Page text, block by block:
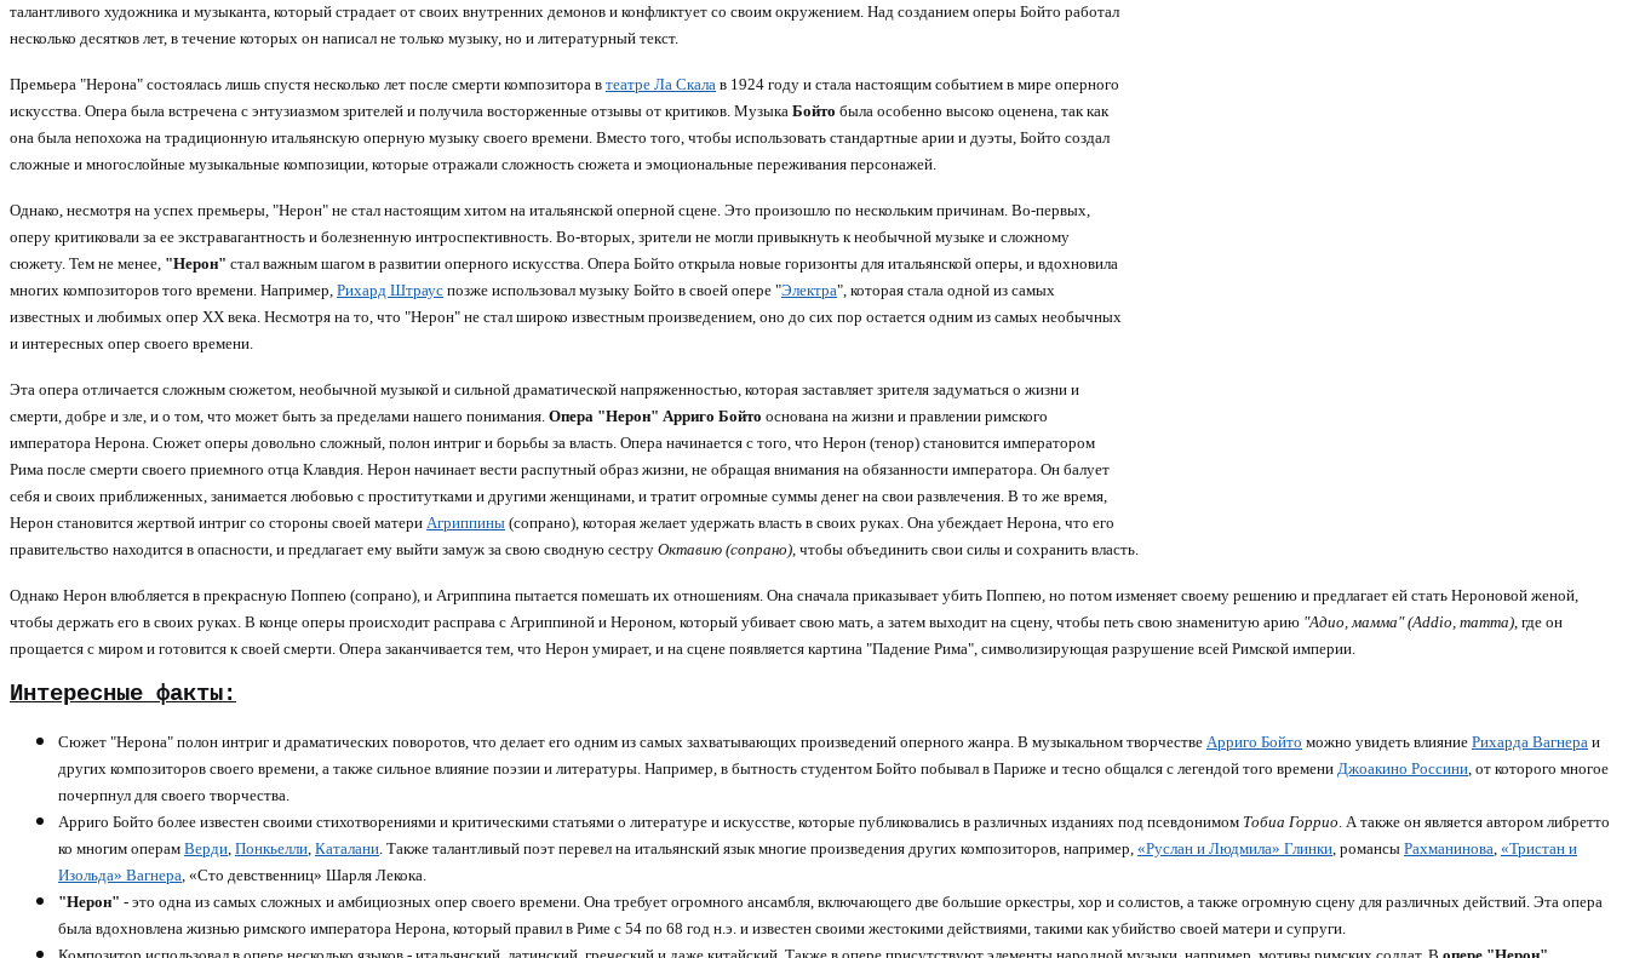
талантливого художника и музыканта, который страдает от своих внутренних демонов и конфликтует со своим окружением. Над созданием оперы Бойто работал
несколько десятков лет, в течение которых он написал не только музыку, но и литературный текст.
Премьера "Нерона" состоялась лишь спустя несколько лет после смерти композитора в театре Ла Скала в 1924 году и стала настоящим событием в мире оперного
искусства. Опера была встречена с энтузиазмом зрителей и получила восторженные отзывы от критиков. Музыка Бойто была особенно высоко оценена, так как
она была непохожа на традиционную итальянскую оперную музыку своего времени. Вместо того, чтобы использовать стандартные арии и дуэты, Бойто создал
сложные и многослойные музыкальные композиции, которые отражали сложность сюжета и эмоциональные переживания персонажей.
Однако, несмотря на успех премьеры, "Нерон" не стал настоящим хитом на итальянской оперной сцене. Это произошло по нескольким причинам. Во-первых,
оперу критиковали за ее экстравагантность и болезненную интроспективность. Во-вторых, зрители не могли привыкнуть к необычной музыке и сложному
сюжету. Тем не менее, "Нерон" стал важным шагом в развитии оперного искусства. Опера Бойто открыла новые горизонты для итальянской оперы, и вдохновила
многих композиторов того времени. Например, Рихард Штраус позже использовал музыку Бойто в своей опере "Электра", которая стала одной из самых
известных и любимых опер XX века. Несмотря на то, что "Нерон" не стал широко известным произведением, оно до сих пор остается одним из самых необычных
и интересных опер своего времени.
Эта опера отличается сложным сюжетом, необычной музыкой и сильной драматической напряженностью, которая заставляет зрителя задуматься о жизни и
смерти, добре и зле, и о том, что может быть за пределами нашего понимания. Опера "Нерон" Арриго Бойто основана на жизни и правлении римского
императора Нерона. Сюжет оперы довольно сложный, полон интриг и борьбы за власть. Опера начинается с того, что Нерон (тенор) становится императором
Рима после смерти своего приемного отца Клавдия. Нерон начинает вести распутный образ жизни, не обращая внимания на обязанности императора. Он балует
себя и своих приближенных, занимается любовью с проститутками и другими женщинами, и тратит огромные суммы денег на свои развлечения. В то же время,
Нерон становится жертвой интриг со стороны своей матери Агриппины (сопрано), которая желает удержать власть в своих руках. Она убеждает Нерона, что его
правительство находится в опасности, и предлагает ему выйти замуж за свою сводную сестру Октавию (сопрано) , чтобы объединить свои силы и сохранить власть.
Однако Нерон влюбляется в прекрасную Поппею (сопрано), и Агриппина пытается помешать их отношениям. Она сначала приказывает убить Поппею, но потом изменяет своему решению и предлагает ей стать Нероновой женой,
чтобы держать его в своих руках. В конце оперы происходит расправа с Агриппиной и Нероном, который убивает свою мать, а затем выходит на сцену, чтобы петь свою знаменитую арию "Адио, мамма" (Addio, mamma) , где он
прощается с миром и готовится к своей смерти. Опера заканчивается тем, что Нерон умирает, и на сцене появляется картина "Падение Рима", символизирующая разрушение всей Римской империи.
Интересные факты:
Сюжет "Нерона" полон интриг и драматических поворотов, что делает его одним из самых захватывающих произведений оперного жанра. В музыкальном творчестве Арриго Бойто можно увидеть влияние Рихарда Вагнера и
других композиторов своего времени, а также сильное влияние поэзии и литературы. Например, в бытность студентом Бойто побывал в Париже и тесно общался с легендой того времени Джоакино Россини , от которого многое
почерпнул для своего творчества.
Арриго Бойто более известен своими стихотворениями и критическими статьями о литературе и искусстве, которые публиковались в различных изданиях под псевдонимом Тобиа Горрио . А также он является автором либретто
ко многим операм Верди Понкьелли Каталани . Также талантливый поэт перевел на итальянский язык многие произведения других композиторов, например, «Руслан и Людмила» Глинки , романсы Рахманинова «Тристан и
Изольда» Вагнера , «Сто девственниц» Шарля Лекока.
"Нерон" - это одна из самых сложных и амбициозных опер своего времени. Она требует огромного ансамбля, включающего две большие оркестры, хор и солистов, а также огромную сцену для различных действий. Эта опера
была вдохновлена жизнью римского императора Нерона, который правил в Риме с 54 по 68 год н.э. и известен своими жестокими действиями, такими как убийство своей матери и супруги.